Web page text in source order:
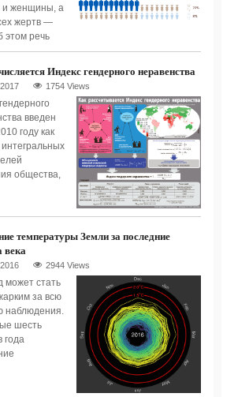
и женщины, а
жертв —
этом речь
Индекс гендерного неравенства
1754 Views
введен
году как
общества,
температуры Земли за последние
века
2944 Views
может стать
за всю
наблюдения.
шесть
года